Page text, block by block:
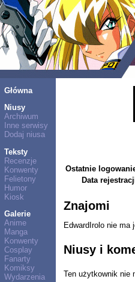
Główna
Niusy
Archiwum
Inne serwisy
Dodaj niusa
Teksty
Recenzje
Konwenty
Felietony
Humor
Kiosk
Galerie
Anime
Manga
Konwenty
Cosplay
Fanarty
Komiksy
Wydarzenia
Ostatnie
Data
Znajomi
EdwardIrolo nie
Niusy i
Ten użytkownik nie